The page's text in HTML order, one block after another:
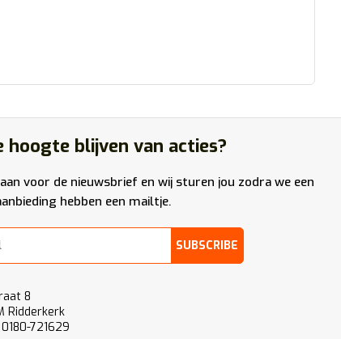
hoogte blijven van acties?
voor de nieuwsbrief en wij sturen jou zodra we een
hebben een mailtje.
SUBSCRIBE
8
Ridderkerk
0180-721629